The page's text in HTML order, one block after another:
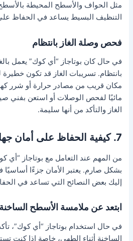
مثل الحواف والأسطح المحيطة
التنظيف البسيط يساعد في الحفاظ
فحص وصلة الغاز بانتظام
في حال كان بوتاجاز “أي كوك” يعمل
بانتظام. تسريبات الغاز قد تكون خطيرة
مكان قريب من مصادر حرارة أو شرر
مائيًا لفحص الوصلات أو استعن
الغاز والتأكد من أنها سليمة.
7. كيفية الحفاظ على أمان جهاز بوتاجاز “أي كوك”
من المهم عند التعامل مع بوتاجاز “أي
بشكل صارم. يعتبر الأمان جزءًا أساسيًا
إليك بعض النصائح التي تساعد في
ابتعد عن ملامسة الأسطح الساخنة
في حال استخدام بوتاجاز “أي كوك”،
الساخنة أثناء الطهي، خاصة إذا كنت